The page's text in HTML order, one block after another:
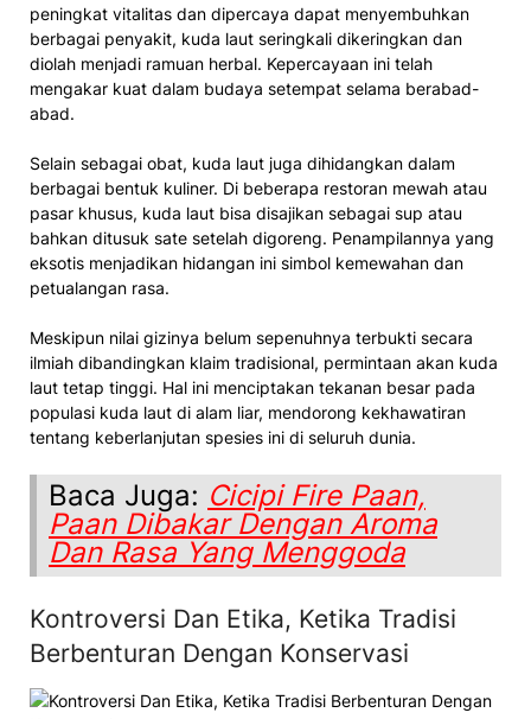
peningkat vitalitas dan dipercaya dapat menyembuhkan
berbagai penyakit, kuda laut seringkali dikeringkan dan
diolah menjadi ramuan herbal. Kepercayaan ini telah
mengakar kuat dalam budaya setempat selama berabad-
abad.
Selain sebagai obat, kuda laut juga dihidangkan dalam
berbagai bentuk kuliner. Di beberapa restoran mewah atau
pasar khusus, kuda laut bisa disajikan sebagai sup atau
bahkan ditusuk sate setelah digoreng. Penampilannya yang
eksotis menjadikan hidangan ini simbol kemewahan dan
petualangan rasa.
Meskipun nilai gizinya belum sepenuhnya terbukti secara
ilmiah dibandingkan klaim tradisional, permintaan akan kuda
laut tetap tinggi. Hal ini menciptakan tekanan besar pada
populasi kuda laut di alam liar, mendorong kekhawatiran
tentang keberlanjutan spesies ini di seluruh dunia.
Baca Juga: Cicipi Fire Paan,
Paan Dibakar Dengan Aroma
Dan Rasa Yang Menggoda
Kontroversi Dan Etika, Ketika Tradisi
Berbenturan Dengan Konservasi